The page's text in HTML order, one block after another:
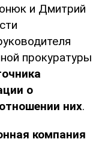
и Дмитрий
прокуратуры
о
них.
компания